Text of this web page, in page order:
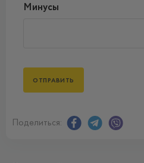
Минусы
Поделиться: